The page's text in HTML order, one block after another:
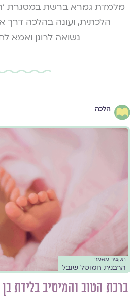
מלמדת גמרא ברשת במסגרת
הלכתית, ועונה בהלכה
נשואה לרונן ואמא
הלכה
תקציר מאמר
הרבנית חמוטל שובל
ברכת הטוב והמיטיב בלידת